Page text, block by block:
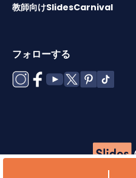
教師向けSlidesCarnival
フォローする
利用規約